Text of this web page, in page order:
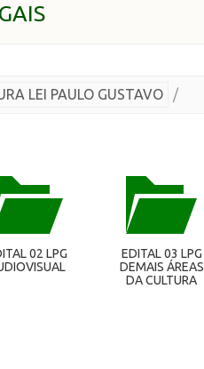
LEI PAULO GUSTAVO /
02 LPG
EDITAL 03 LPG
DEMAIS ÁREAS
DA CULTURA